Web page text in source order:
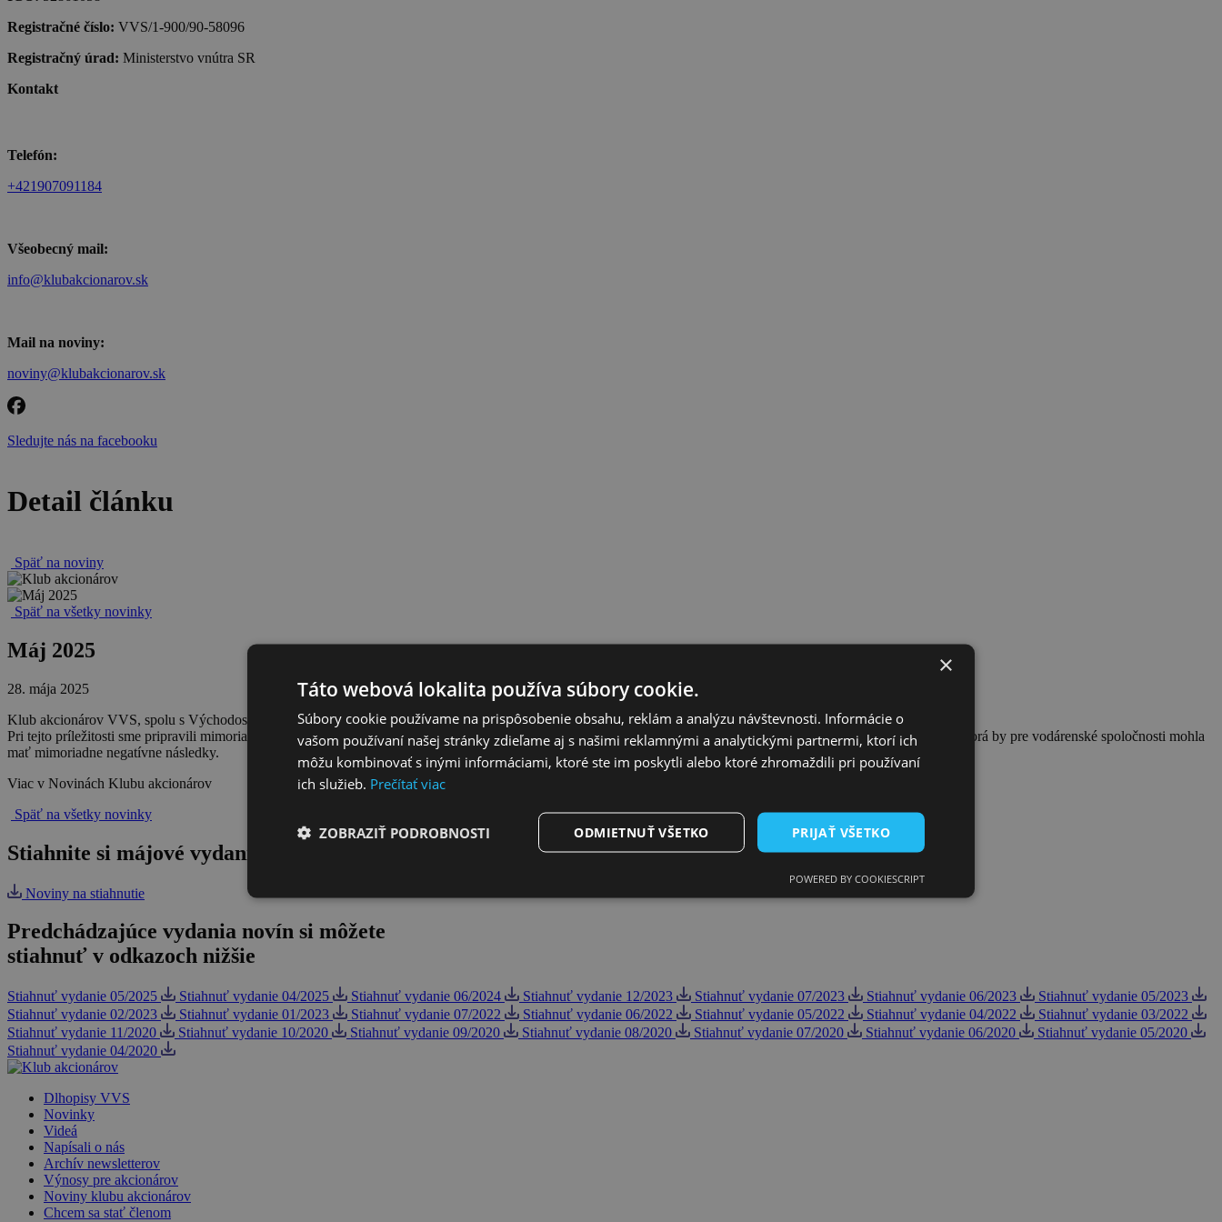
Registračné číslo: VVS/1-900/90-58096
Registračný úrad: Ministerstvo vnútra SR
Kontakt
Telefón:
+421907091184
Všeobecný mail:
info@klubakcionarov.sk
Mail na noviny:
noviny@klubakcionarov.sk
Sledujte nás na facebooku
Detail článku
Späť na noviny
Späť na všetky novinky
Máj 2025
28. mája 2025
Klub akcionárov VVS, spolu s Východoslovenskou vodárenskou spoločnosťou boli partnermi 37. snemu Združenia miest a obcí Slovenska.
Pri tejto príležitosti sme pripravili mimoriadne vydanie Novín Klubu akcionárov, ktoré sa venujú aj najakútnejšej téme – pripravovanej novele vodárenských zákonov, ktorá by pre vodárenské spoločnosti mohla
mať mimoriadne negatívne následky.
Viac v Novinách Klubu akcionárov
Späť na všetky novinky
Stiahnite si májové vydanie novín.
Noviny na stiahnutie
Predchádzajúce vydania novín si môžete
stiahnuť v odkazoch nižšie
Stiahnuť vydanie 05/2025 Stiahnuť vydanie 04/2025 Stiahnuť vydanie 06/2024 Stiahnuť vydanie 12/2023 Stiahnuť vydanie 07/2023 Stiahnuť vydanie 06/2023
Stiahnuť vydanie 05/2023
Stiahnuť vydanie 02/2023
Stiahnuť vydanie 01/2023 Stiahnuť vydanie 07/2022 Stiahnuť vydanie 06/2022 Stiahnuť vydanie 05/2022 Stiahnuť vydanie 04/2022
Stiahnuť vydanie 03/2022
Stiahnuť vydanie 11/2020
Stiahnuť vydanie 10/2020 Stiahnuť vydanie 09/2020 Stiahnuť vydanie 08/2020 Stiahnuť vydanie 07/2020 Stiahnuť vydanie 06/2020
Stiahnuť vydanie 05/2020
Stiahnuť vydanie 04/2020
Dlhopisy VVS
Novinky
Videá
Napísali o nás
Archív newsletterov
Výnosy pre akcionárov
Noviny klubu akcionárov
Chcem sa stať členom
×
Táto webová lokalita používa súbory cookie.
Súbory cookie používame na prispôsobenie obsahu, reklám a analýzu návštevnosti. Informácie o
vašom používaní našej stránky zdieľame aj s našimi reklamnými a analytickými partnermi, ktorí ich
môžu kombinovať s inými informáciami, ktoré ste im poskytli alebo ktoré zhromaždili pri používaní
ich služieb. Prečítať viac
PRIJAŤ VŠETKO
ODMIETNUŤ VŠETKO
ZOBRAZIŤ PODROBNOSTI
POWERED BY COOKIESCRIPT